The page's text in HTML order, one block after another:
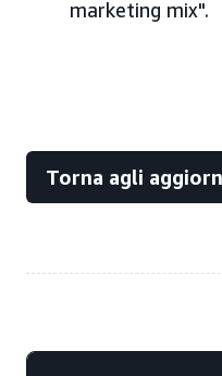
marketing mix".
Torna agli